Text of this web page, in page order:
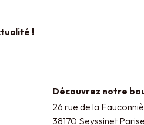
!
Découvrez notre
26 rue de la
38170 Seyssinet